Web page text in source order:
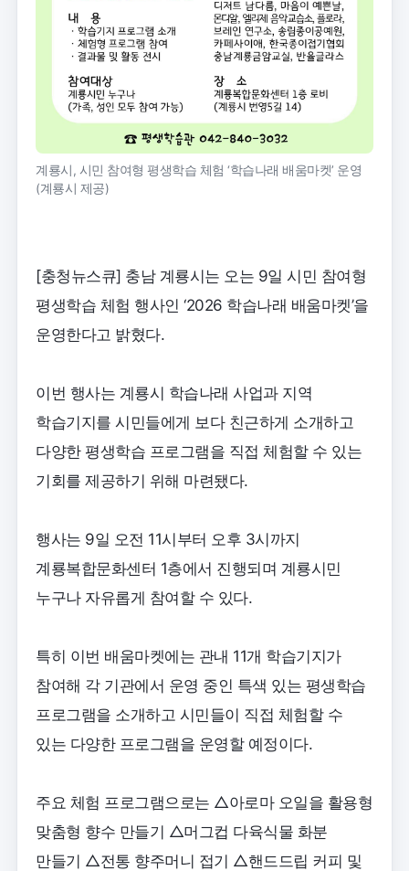
계룡시, 시민 참여형 평생학습 체험 ‘학습나래 배움마켓’ 운영
(계룡시 제공)
[충청뉴스큐] 충남 계룡시는 오는 9일 시민 참여형
평생학습 체험 행사인 ‘2026 학습나래 배움마켓’을
운영한다고 밝혔다.
이번 행사는 계룡시 학습나래 사업과 지역
학습기지를 시민들에게 보다 친근하게 소개하고
다양한 평생학습 프로그램을 직접 체험할 수 있는
기회를 제공하기 위해 마련됐다.
행사는 9일 오전 11시부터 오후 3시까지
계룡복합문화센터 1층에서 진행되며 계룡시민
누구나 자유롭게 참여할 수 있다.
특히 이번 배움마켓에는 관내 11개 학습기지가
참여해 각 기관에서 운영 중인 특색 있는 평생학습
프로그램을 소개하고 시민들이 직접 체험할 수
있는 다양한 프로그램을 운영할 예정이다.
주요 체험 프로그램으로는 △아로마 오일을 활용형
맞춤형 향수 만들기 △머그컵 다육식물 화분
만들기 △전통 향주머니 접기 △핸드드립 커피 및